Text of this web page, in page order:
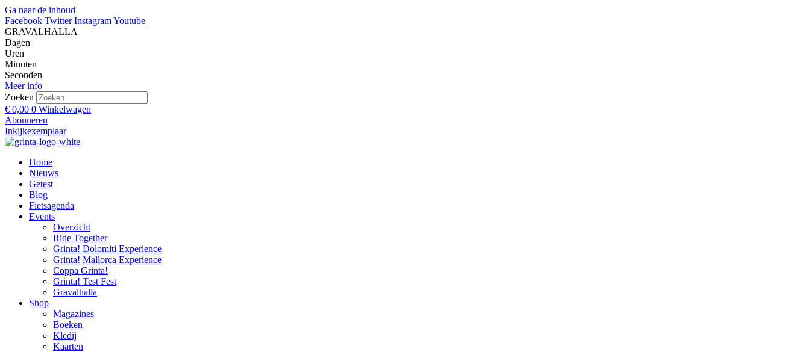
Ga naar de inhoud
Facebook Twitter InstagramYoutube
GRAVALHALLA
Dagen
Uren
Minuten
Seconden
Meer info
Zoeken
€ 0,00 0 Winkelwagen
Abonneren
Inkijkexemplaar
Home
Nieuws
Getest
Blog
Fietsagenda
Events
Overzicht
Ride Together
Grinta! Dolomiti Experience
Grinta! Mallorca Experience
Coppa Grinta!
Grinta! Test Fest
Gravalhalla
Shop
Magazines
Boeken
Kledij
Kaarten